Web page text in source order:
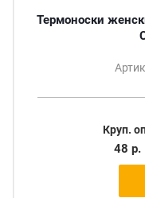
Термоноски
Круп.
48 р.